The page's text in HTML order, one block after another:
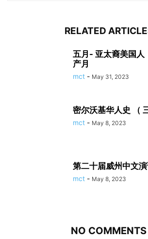
RELATED
五月- 亚太裔美国
产月
mct - May 31, 2023
密尔沃基华人史 （
mct - May 8, 2023
第二十届威州中文
mct - May 8, 2023
NO COMMENTS